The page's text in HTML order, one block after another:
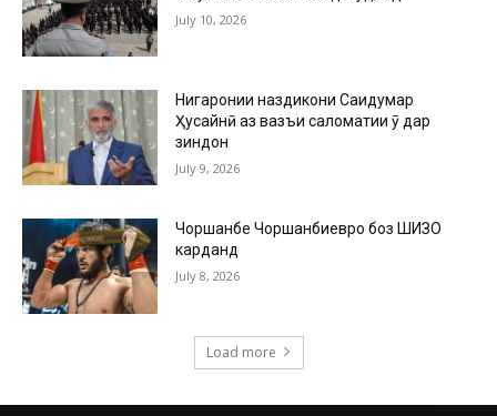
July 10, 2026
Нигаронии наздикони Саидумар
Ҳусайнӣ аз вазъи саломатии ӯ дар
зиндон
July 9, 2026
Чоршанбе Чоршанбиевро боз ШИЗО
карданд
July 8, 2026
Load more